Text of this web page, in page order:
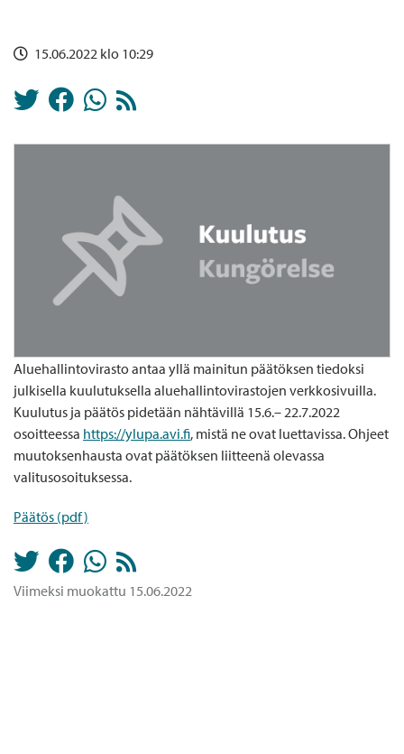
15.06.2022 klo 10:29
Aluehallintovirasto antaa yllä mainitun päätöksen tiedoksi
julkisella kuulutuksella aluehallintovirastojen verkkosivuilla.
Kuulutus ja päätös pidetään nähtävillä 15.6.– 22.7.2022
osoitteessa https://ylupa.avi.fi, mistä ne ovat luettavissa. Ohjeet
muutoksenhausta ovat päätöksen liitteenä olevassa
valitusosoituksessa.
Päätös (pdf)
Viimeksi muokattu 15.06.2022